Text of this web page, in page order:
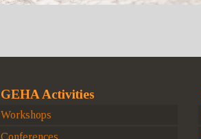
GEHA Activities
Workshops
Conferences